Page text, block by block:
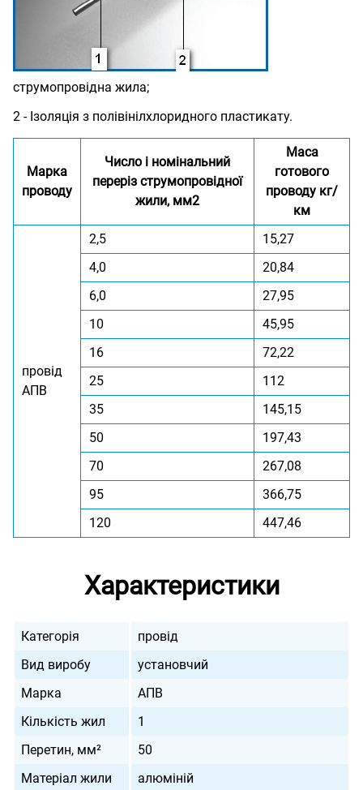
струмопровідна жила;
2 - Ізоляція з полівінілхлоридного пластикату.
Марка
проводу
Число і номінальний
переріз струмопровідної
жили, мм2
Маса
готового
проводу кг/
км
провід
АПВ
2,5
15,27
4,0
20,84
6,0
27,95
10
45,95
16
72,22
25
112
35
145,15
50
197,43
70
267,08
95
366,75
120
447,46
Характеристики
Категорія
провід
Вид виробу
установчий
Марка
АПВ
Кількість жил
1
Перетин, мм²
50
Матеріал жили
алюміній